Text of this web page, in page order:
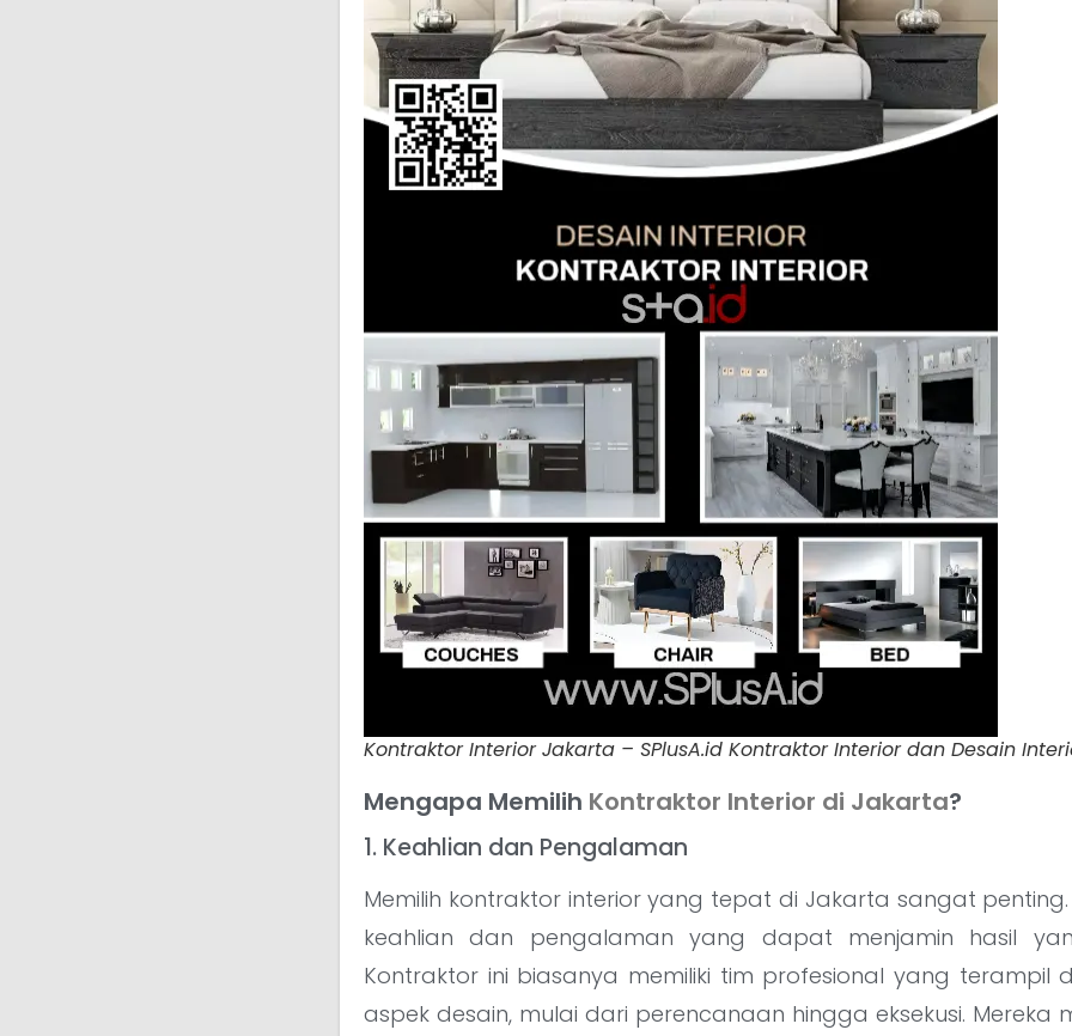
Kontraktor Interior Jakarta – SPlusA.id Kontraktor Interior dan Desain
Mengapa Memilih Kontraktor Interior di Jakarta?
1. Keahlian dan Pengalaman
Memilih kontraktor interior yang tepat di Jakarta sangat penting.
keahlian dan pengalaman yang dapat menjamin hasil
Kontraktor ini biasanya memiliki tim profesional yang terampil
aspek desain, mulai dari perencanaan hingga eksekusi. Mereka